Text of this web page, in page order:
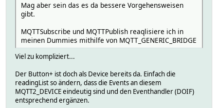
Mag aber sein das es da bessere Vorgehensweisen
gibt.
MQTTSubscribe und MQTTPublish reaqlisiere ich in
meinen Dummies mithilfe von MQTT_GENERIC_BRIDGE
Viel zu kompliziert...
Der Button+ ist doch als Device bereits da. Einfach die
readingList so ändern, dass die Events an diesem
MQTT2_DEVICE eindeutig sind und den Eventhandler (DOIF)
entsprechend ergänzen.